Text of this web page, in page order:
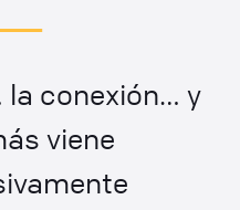
conexión… y
viene